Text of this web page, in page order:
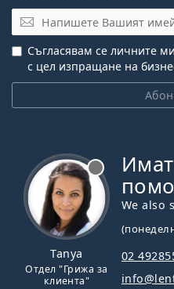
Имейл
Съгласявам се личните
с цел изпращане на
Tanya
Отдел "Грижа за
клиента"
We also
02